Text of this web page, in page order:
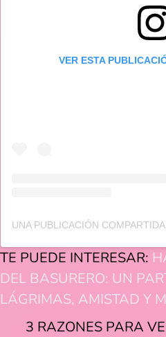
VER ESTA
TE PUEDE INTERESAR:
DEL BASURERO: UN
LÁGRIMAS, AMISTAD Y
3 RAZONES PARA